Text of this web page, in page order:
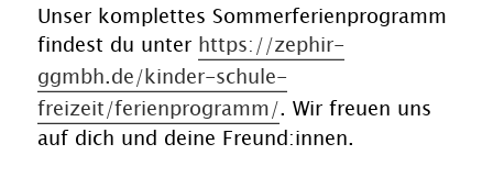
Unser komplettes Sommerferienprogramm
findest du unter https://zephir-
ggmbh.de/kinder-schule-
freizeit/ferienprogramm/. Wir freuen uns
auf dich und deine Freund:innen.